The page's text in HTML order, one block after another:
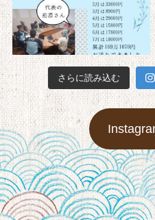
さらに読み込む